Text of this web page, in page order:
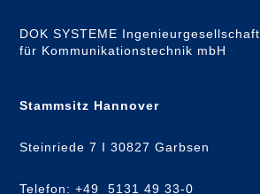
DOK SYSTEME Ingenieurgesellschaft
für Kommunikationstechnik mbH
Stammsitz Hannover
Steinriede 7 I 30827 Garbsen
Telefon: +49 5131 49 33-0